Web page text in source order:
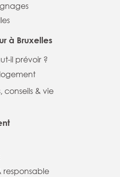
à Bruxelles
il prévoir ?
conseils & vie
responsable